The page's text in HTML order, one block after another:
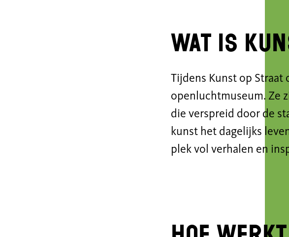
Wat is
Tijdens Kunst op
openluchtmuseum. Ze
die verspreid door de
kunst het dagelijks
plek vol verhalen en